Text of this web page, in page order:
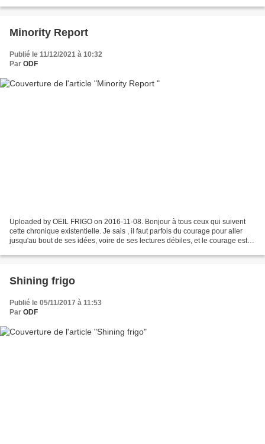
Minority Report
Publié le 11/12/2021 à 10:32
Par ODF
Uploaded by OEIL FRIGO on 2016-11-08. Bonjour à tous ceux qui suivent
cette chronique existentielle. Je sais , il faut parfois du courage pour aller
jusqu'au bout de ses idées, voire de ses lectures débiles, et le courage est
Shining frigo
Publié le 05/11/2017 à 11:53
Par ODF